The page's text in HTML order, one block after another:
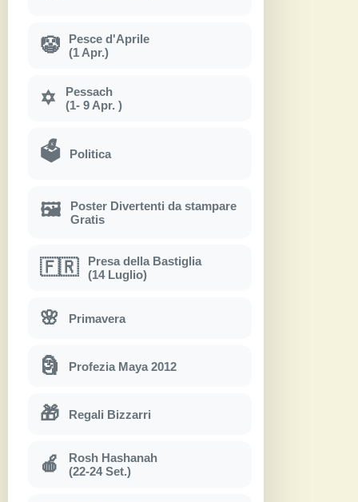
🤡
Pesce d'Aprile
(1 Apr.)
✡
Pessach
(1- 9 Apr. )
🗳 Politica
🖼
Poster Divertenti da stampare
Gratis
🇫🇷
Presa della Bastiglia
(14 Luglio)
🌸 Primavera
🗿 Profezia Maya 2012
🎁 Regali Bizzarri
🍎
Rosh Hashanah
(22-24 Set.)